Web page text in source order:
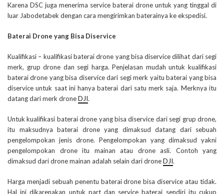
Karena DSC juga menerima service baterai drone untuk yang tinggal di
luar Jabodetabek dengan cara mengirimkan baterainya ke ekspedisi.
Baterai Drone yang Bisa Diservice
Kualifikasi – kualifikasi baterai drone yang bisa diservice dilihat dari segi
merk, grup drone dan segi harga. Penjelasan mudah untuk kualifikasi
baterai drone yang bisa diservice dari segi merk yaitu baterai yang bisa
diservice untuk saat ini hanya baterai dari satu merk saja. Merknya itu
datang dari merk droneDJI.
Untuk kualifikasi baterai drone yang bisa diservice dari segi grup drone,
itu maksudnya baterai drone yang dimaksud datang dari sebuah
pengelompokan jenis drone. Pengelompokan yang dimaksud yakni
pengelompokan drone itu mainan atau drone asli. Contoh yang
dimaksud dari drone mainan adalah selain dari droneDJI.
Harga menjadi sebuah penentu baterai drone bisa diservice atau tidak.
Hal ini dikarenakan untuk part dan service baterai sendiri itu cukup